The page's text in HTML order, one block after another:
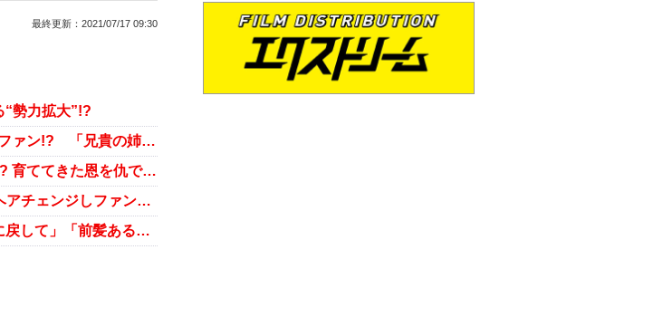
最終更新： 2021/07/17 09:30
勢力拡大”!?
KAT-TUN上田竜也、大事なのは自分のファンより櫻井翔のファン!? 「兄貴の姉さん」呼びにファン爆笑！
嵐・櫻井翔、NHK五輪ナビゲーター決定で日テレが恨み節!? 育ててきた恩を仇で返す？
嵐・櫻井翔、大不評パーマヘアをストレートに！ TPOでヘアチェンジしファン万々歳！
嵐・櫻井翔、渾身のパーマヘアが大不評！ 「ストレートに戻して」「前髪ある方がいい」